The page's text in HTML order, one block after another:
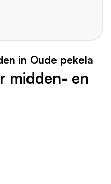
in Oude pekela
midden- en